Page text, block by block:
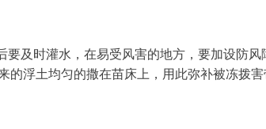
要及时灌水，在易受风害的地方，要加设防风
的浮土均匀的撒在苗床上，用此弥补被冻拨害